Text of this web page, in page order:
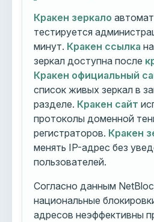
Кракен зеркало
тестируется
минут. Кракен ссылка
зеркал доступна после
Кракен официальный
список живых зеркал в
разделе. Кракен сайт
протоколы доменной
регистраторов. Кракен
менять IP-адрес без
пользователей.
Согласно данным
национальные
адресов неэффективны